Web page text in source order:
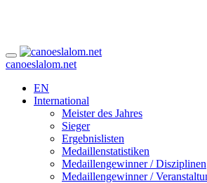
canoeslalom.net
EN
International
Meister des Jahres
Sieger
Ergebnislisten
Medaillenstatistiken
Medaillengewinner / Disziplinen
Medaillengewinner /